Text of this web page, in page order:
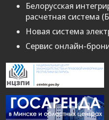
Белорусская
расчетная система
Новая система
Сервис онлайн-